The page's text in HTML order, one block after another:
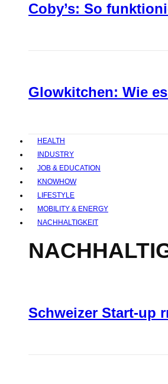
Coby’s: So
Glowkitchen: Wie
HEALTH
INDUSTRY
JOB & EDUCATION
KNOWHOW
LIFESTYLE
MOBILITY & ENERGY
NACHHALTIGKEIT
Schweizer Start-up